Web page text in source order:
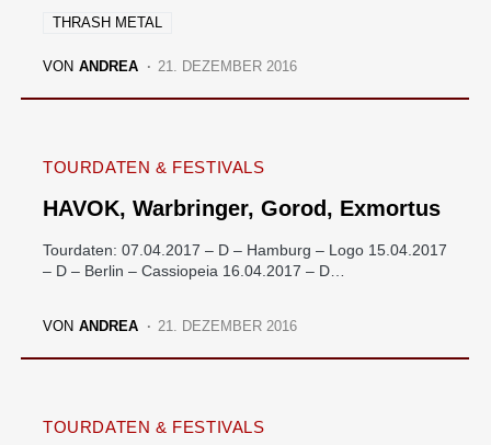
THRASH METAL
VON ANDREA 21. DEZEMBER 2016
TOURDATEN & FESTIVALS
HAVOK, Warbringer, Gorod, Exmortus
Tourdaten: 07.04.2017 – D – Hamburg – Logo 15.04.2017
– D – Berlin – Cassiopeia 16.04.2017 – D…
VON ANDREA 21. DEZEMBER 2016
TOURDATEN & FESTIVALS